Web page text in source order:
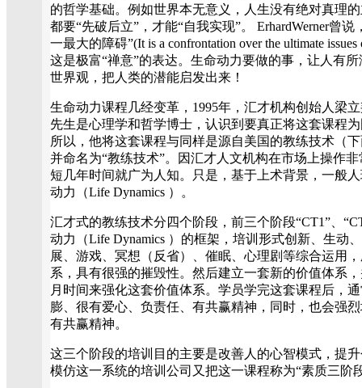
的哲学基础。例如世界本无意义，人生没有绝对真理
都要“先破后立”，才能“自我实现”。 ErhardWerner曾
一最大的障碍”(It is a confrontation over the ultimate
这是极富“禅意”的表达。生命动力要做的事，让人有
世界观，把人类的潜能启发出来！
生命动力课程几经变革，1995年，汇才机构创始人梁
先生是心理学和哲学博士，认识到要真正将这套课程
所以，他将这套课程与同样是源自美国的教练技术（
并命名为“教练技术”。因汇才人文机构在市场上操作
短几年时间就广为人知。只是，基于上术背景，一般
动力（Life Dynamics ）。
汇才式的教练技术分四个阶段，前三个阶段“CT1”、
动力（Life Dynamics ）的框架，培训形式创新、生动
展、游戏、冥想（反省）、催眠、心理剧等综合运用
系，具有很强的摧毁性。然后建立一套新的价值体系
月时间来强化这套价值体系。学员学完这套课程后，
膨、很有爱心、负责任、有共赢精神，同时，也会强
有共赢精神。
这三个阶段的培训目的主要是改善人的心智模式，提
模仿这一系统的培训公司又把这一课程称为“素质三阶